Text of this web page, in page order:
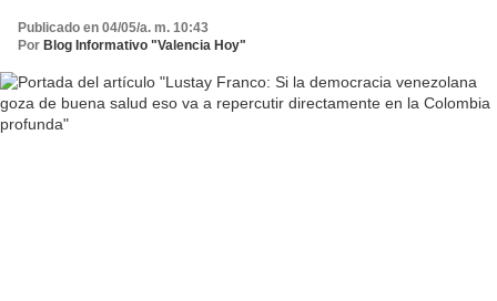
Publicado en 04/05/a. m. 10:43
Por Blog Informativo "Valencia Hoy"